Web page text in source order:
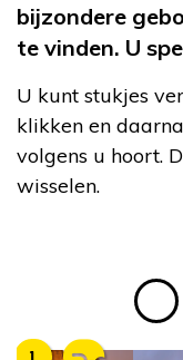
bijzondere
te vinden. U
U kunt stukjes
klikken en
volgens u hoort.
wisselen.